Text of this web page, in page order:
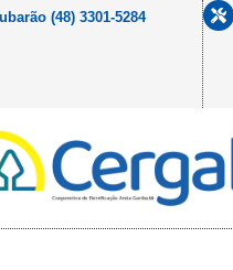
(48) 3301-5284